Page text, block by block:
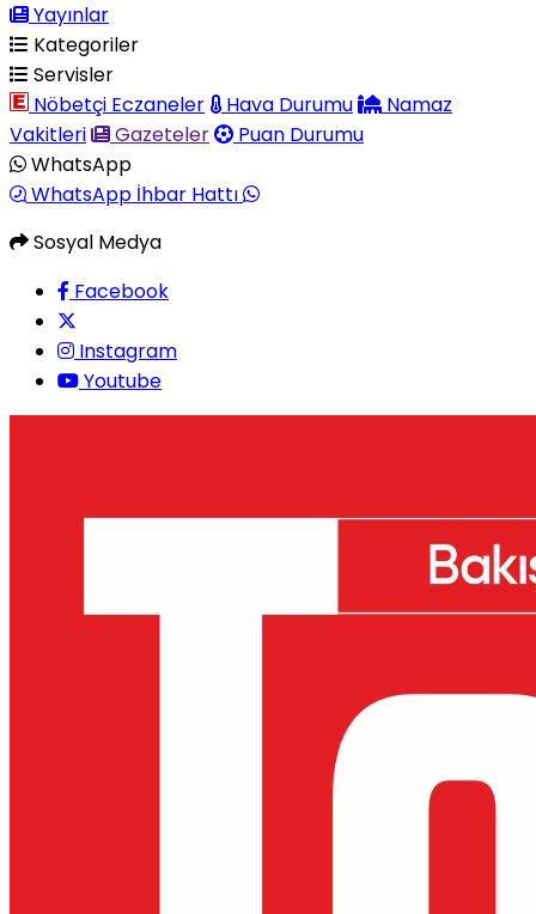
Yayınlar
Kategoriler
Servisler
Nöbetçi Eczaneler
Hava Durumu
Namaz
Vakitleri
Gazeteler
Puan Durumu
WhatsApp
WhatsApp İhbar Hattı
Sosyal Medya
Facebook
Instagram
Youtube